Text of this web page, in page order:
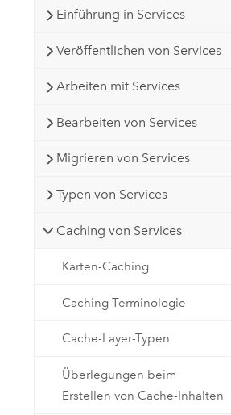
Einführung in Services
Veröffentlichen von Services
Arbeiten mit Services
Bearbeiten von Services
Migrieren von Services
Typen von Services
Caching von Services
Karten-Caching
Caching-Terminologie
Cache-Layer-Typen
Überlegungen beim
Erstellen von Cache-Inhalten